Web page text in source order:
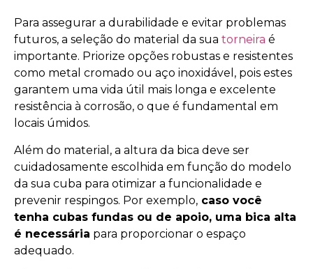
Para assegurar a durabilidade e evitar problemas
futuros, a seleção do material da sua torneira é
importante. Priorize opções robustas e resistentes
como metal cromado ou aço inoxidável, pois estes
garantem uma vida útil mais longa e excelente
resistência à corrosão, o que é fundamental em
locais úmidos.
Além do material, a altura da bica deve ser
cuidadosamente escolhida em função do modelo
da sua cuba para otimizar a funcionalidade e
prevenir respingos. Por exemplo, caso você
tenha cubas fundas ou de apoio, uma bica alta
é necessária para proporcionar o espaço
adequado.